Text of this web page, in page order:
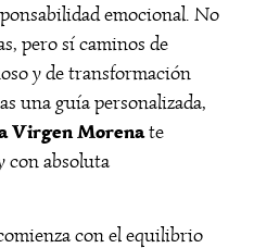
emocional. No
pero sí caminos de
y de transformación
una guía personalizada,
Virgen Morenate
con absoluta
con el equilibrio